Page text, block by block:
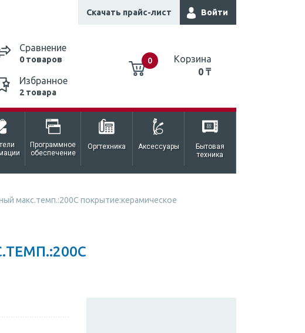
Скачать прайс-лист Войти
Сравнение
0 товаров
Избранное
2 товара
0
Корзина
0 ₸
0 ₸
Программное
обеспечение
Оргтехника Аксессуары
Бытовая
техника
макс.темп.:200С покрытие:керамическое